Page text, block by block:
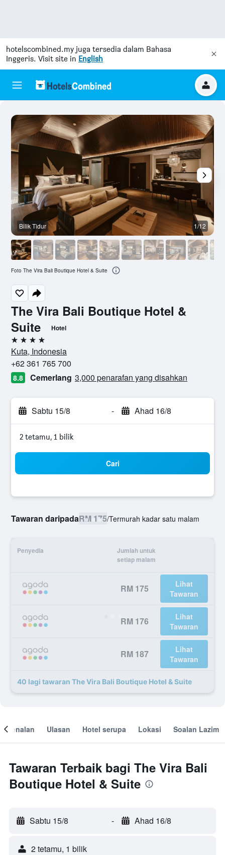
hotelscombined.my juga tersedia dalam Bahasa
Inggeris. Visit site in English
The Vira Bali Boutique Hotel &
Suite
Hotel
4 bintang
Kuta, Indonesia
+62 361 765 700
8.8 Cemerlang 3,000 penarafan yang disahkan
Sabtu 15/8 - Ahad 16/8
2 tetamu, 1 bilik
Cari
Tawaran daripadaRM 175/Termurah kadar satu malam
Penyedia
Jumlah untuk
setiap malam
RM 175
Lihat
Tawaran
RM 176
Lihat
Tawaran
RM 187
Lihat
Tawaran
40 lagi tawaran The Vira Bali Boutique Hotel & Suite
Bilik Tidur 1/12
Foto The Vira Bali Boutique Hotel & Suite
Ulasan Hotel serupa Lokasi Soalan Lazim
Tawaran Terbaik bagi The Vira Bali
Boutique Hotel & Suite
Sabtu 15/8 - Ahad 16/8
2 tetamu, 1 bilik